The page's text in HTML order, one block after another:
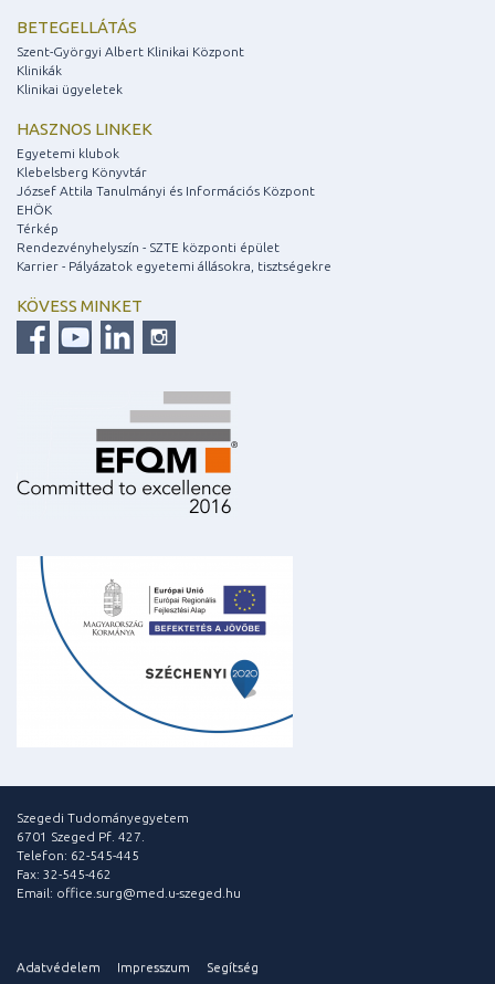
BETEGELLÁTÁS
Szent-Györgyi Albert Klinikai Központ
Klinikák
Klinikai ügyeletek
HASZNOS LINKEK
Egyetemi klubok
Klebelsberg Könyvtár
József Attila Tanulmányi és Információs Központ
EHÖK
Térkép
Rendezvényhelyszín - SZTE központi épület
Karrier - Pályázatok egyetemi állásokra, tisztségekre
KÖVESS MINKET
Szegedi Tudományegyetem
6701 Szeged Pf. 427.
Telefon: 62-545-445
Fax: 32-545-462
Email: office.surg@med.u-szeged.hu
Adatvédelem Impresszum Segítség